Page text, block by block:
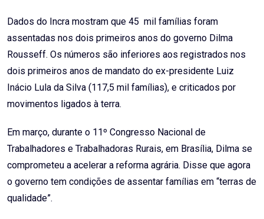
Dados do Incra mostram que 45 mil famílias foram
assentadas nos dois primeiros anos do governo Dilma
Rousseff. Os números são inferiores aos registrados nos
dois primeiros anos de mandato do ex-presidente Luiz
Inácio Lula da Silva (117,5 mil famílias), e criticados por
movimentos ligados à terra.
Em março, durante o 11º Congresso Nacional de
Trabalhadores e Trabalhadoras Rurais, em Brasília, Dilma se
comprometeu a acelerar a reforma agrária. Disse que agora
o governo tem condições de assentar famílias em “terras de
qualidade”.